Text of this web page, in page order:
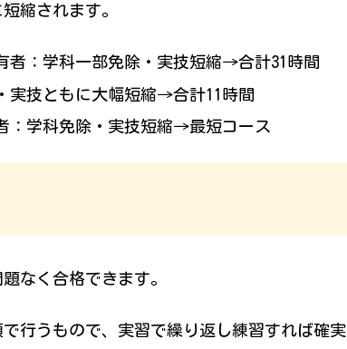
縮されます。
者：学科一部免除・実技短縮→合計31時間
実技ともに大幅短縮→合計11時間
：学科免除・実技短縮→最短コース
なく合格できます。
行うもので、実習で繰り返し練習すれば確実